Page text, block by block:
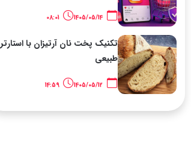
1405/05/14
08:01
تکنیک پخت نان آرتیزان با استارتر
طبیعی
14:59